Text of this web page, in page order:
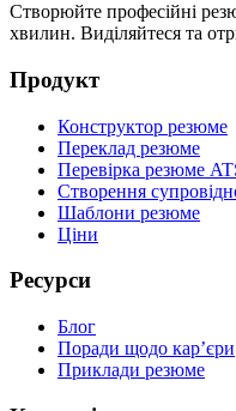
Створюйте професійні
хвилин. Виділяйтеся та
Продукт
Конструктор резюме
Переклад резюме
Перевірка резюме
Створення
Шаблони резюме
Ціни
Ресурси
Блог
Поради щодо кар’єри
Приклади резюме